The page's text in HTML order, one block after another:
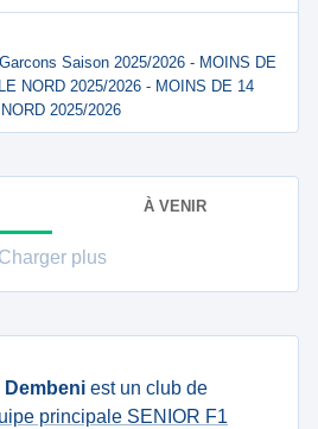
Saison 2025/2026 - MOINS DE
NORD 2025/2026 - MOINS DE 14
2025/2026
À VENIR
Charger plus
Dembeni est un club de
principale SENIOR F1